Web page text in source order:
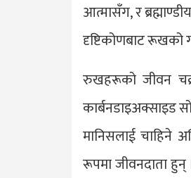
आत्मासँग, र
दृष्टिकोणबाट रूखको
रुखहरूको जीवन
कार्बनडाइअक्साइड
मानिसलाई चाहिने
रूपमा जीवनदाता